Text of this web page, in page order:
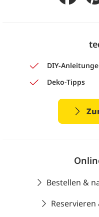
DIY-
Deko-Tipps
Bestellen &